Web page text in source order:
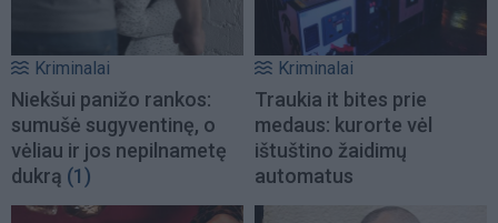
Kriminalai
Niekšui panižo rankos:
sumušė sugyventinę, o
vėliau ir jos nepilnametę
dukrą (1)
Kriminalai
Traukia it bites prie
medaus: kurorte vėl
ištuštino žaidimų
automatus